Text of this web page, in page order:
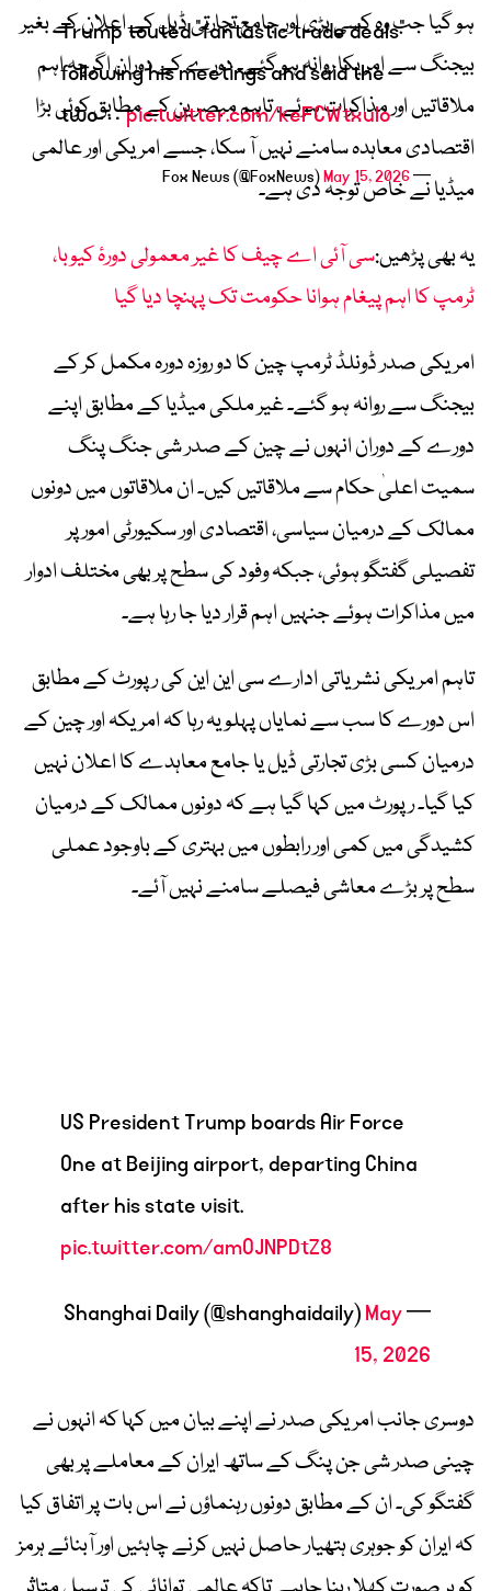
Trump touted “fantastic trade deals”
following his meetings and said the
two…pic.twitter.com/keFCWtxulo
— Fox News (@FoxNews)
May 15, 2026
ہو گیا جب وہ کسی بڑی اور جامع تجارتی ڈیل کے اعلان کے بغیر
بیجنگ سے امریکا روانہ ہو گئے۔ دورے کے دوران اگرچہ اہم
ملاقاتیں اور مذاکرات ہوئے، تاہم مبصرین کے مطابق کوئی بڑا
اقتصادی معاہدہ سامنے نہیں آ سکا، جسے امریکی اور عالمی
میڈیا نے خاص توجہ دی ہے۔
یہ بھی پڑھیں:سی آئی اے چیف کا غیر معمولی دورۂ کیوبا،
ٹرمپ کا اہم پیغام ہوانا حکومت تک پہنچا دیا گیا
امریکی صدر ڈونلڈ ٹرمپ چین کا دو روزہ دورہ مکمل کر کے
بیجنگ سے روانہ ہو گئے۔ غیر ملکی میڈیا کے مطابق اپنے
دورے کے دوران انہوں نے چین کے صدر شی جنگ پنگ
سمیت اعلیٰ حکام سے ملاقاتیں کیں۔ ان ملاقاتوں میں دونوں
ممالک کے درمیان سیاسی، اقتصادی اور سکیورٹی امور پر
تفصیلی گفتگو ہوئی، جبکہ وفود کی سطح پر بھی مختلف ادوار
میں مذاکرات ہوئے جنہیں اہم قرار دیا جا رہا ہے۔
تاہم امریکی نشریاتی ادارے سی این این کی رپورٹ کے مطابق
اس دورے کا سب سے نمایاں پہلو یہ رہا کہ امریکہ اور چین کے
درمیان کسی بڑی تجارتی ڈیل یا جامع معاہدے کا اعلان نہیں
کیا گیا۔ رپورٹ میں کہا گیا ہے کہ دونوں ممالک کے درمیان
کشیدگی میں کمی اور رابطوں میں بہتری کے باوجود عملی
سطح پر بڑے معاشی فیصلے سامنے نہیں آئے۔
US President Trump boards Air Force
One at Beijing airport, departing China
after his state visit.
pic.twitter.com/amOJNPDtZ8
— Shanghai Daily (@shanghaidaily)
May
15, 2026
دوسری جانب امریکی صدر نے اپنے بیان میں کہا کہ انہوں نے
چینی صدر شی جن پنگ کے ساتھ ایران کے معاملے پر بھی
گفتگو کی۔ ان کے مطابق دونوں رہنماؤں نے اس بات پر اتفاق کیا
کہ ایران کو جوہری ہتھیار حاصل نہیں کرنے چاہئیں اور آبنائے ہرمز